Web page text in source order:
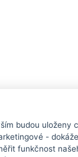
budou uloženy
-
funkčnost